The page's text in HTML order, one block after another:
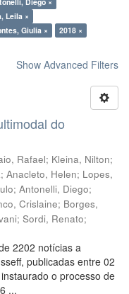
Leila ×
Giulia ×
2018 ×
Show Advanced Filters
do
Rafael; Kleina, Nilton;
; Anacleto, Helen; Lopes,
; Antonelli, Diego;
Crislaine; Borges,
; Sordi, Renato;
2202 notícias a
publicadas entre 02
o processo de
...